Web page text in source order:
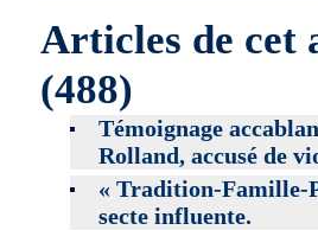
Articles de cet
(488)
Témoignage
Rolland, accusé de
« Tradition-Famille-
secte influente.